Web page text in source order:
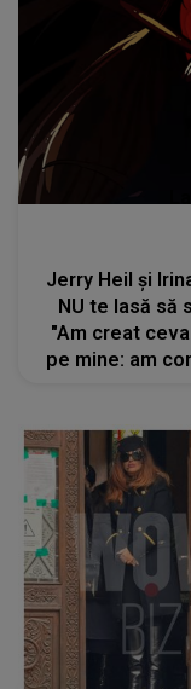
Jerry Heil și
NU te lasă să
"Am creat
pe mine: am